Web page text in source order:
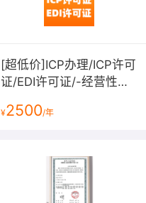
[超低价]ICP办理/ICP许可
证/EDI许可证/-经营性网
务许可证
¥2500/年